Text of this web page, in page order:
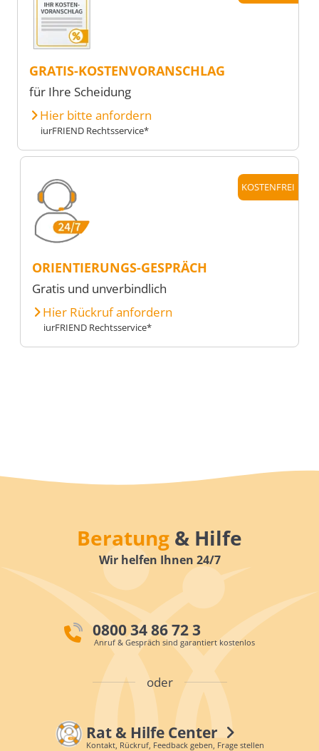
GRATIS-KOSTENVORANSCHLAG
für Ihre Scheidung
Hier bitte anfordern
iurFRIEND Rechtsservice*
KOSTENFREI
ORIENTIERUNGS-GESPRÄCH
Gratis und unverbindlich
Hier Rückruf anfordern
iurFRIEND Rechtsservice*
Beratung & Hilfe
Wir helfen Ihnen 24/7
0800 34 86 72 3
Anruf & Gespräch sind garantiert kostenlos
oder
Rat & Hilfe Center
Kontakt, Rückruf, Feedback geben, Frage stellen